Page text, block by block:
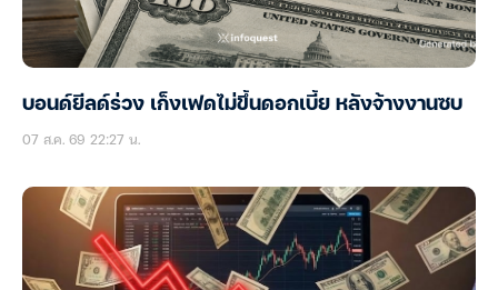
บอนด์ยีลด์ร่วง เก็งเฟดไม่ขึ้นดอกเบี้ย หลังจ้างงานซบ
07 ส.ค. 69 22:27 น.